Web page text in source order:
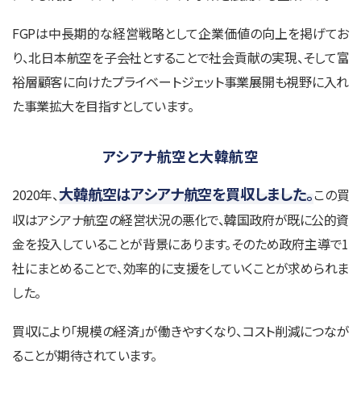
FGPは中長期的な経営戦略として企業価値の向上を掲げてお
り、北日本航空を子会社とすることで社会貢献の実現、そして富
裕層顧客に向けたプライベートジェット事業展開も視野に入れ
た事業拡大を目指すとしています。
アシアナ航空と大韓航空
2020年、大韓航空はアシアナ航空を買収しました。この買
収はアシアナ航空の経営状況の悪化で、韓国政府が既に公的資
金を投入していることが背景にあります。そのため政府主導で1
社にまとめることで、効率的に支援をしていくことが求められま
した。
買収により「規模の経済」が働きやすくなり、コスト削減につなが
ることが期待されています。